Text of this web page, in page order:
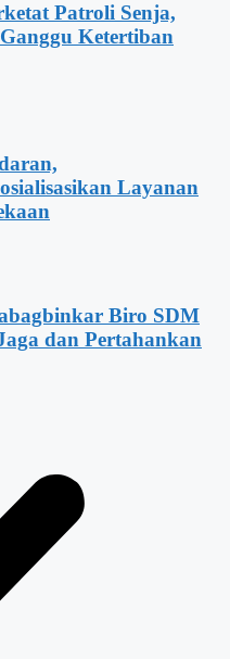
Patroli Senja,
Ketertiban
Layanan
Biro SDM
dan Pertahankan